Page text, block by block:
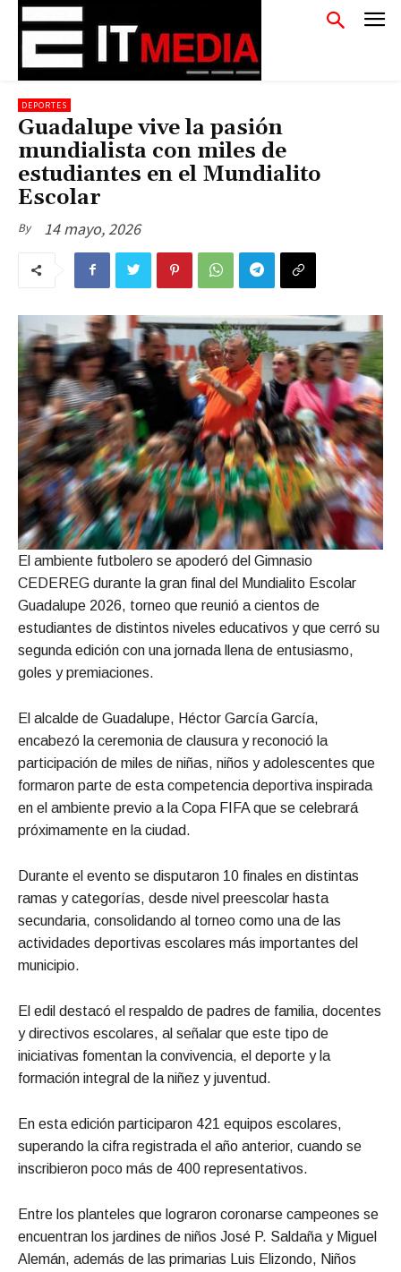
DEPORTES
Guadalupe vive la pasión
mundialista con miles de
estudiantes en el Mundialito
Escolar
By 14 mayo, 2026
El ambiente futbolero se apoderó del Gimnasio
CEDEREG durante la gran final del Mundialito Escolar
Guadalupe 2026, torneo que reunió a cientos de
estudiantes de distintos niveles educativos y que cerró su
segunda edición con una jornada llena de entusiasmo,
goles y premiaciones.
El alcalde de Guadalupe, Héctor García García,
encabezó la ceremonia de clausura y reconoció la
participación de miles de niñas, niños y adolescentes que
formaron parte de esta competencia deportiva inspirada
en el ambiente previo a la Copa FIFA que se celebrará
próximamente en la ciudad.
Durante el evento se disputaron 10 finales en distintas
ramas y categorías, desde nivel preescolar hasta
secundaria, consolidando al torneo como una de las
actividades deportivas escolares más importantes del
municipio.
El edil destacó el respaldo de padres de familia, docentes
y directivos escolares, al señalar que este tipo de
iniciativas fomentan la convivencia, el deporte y la
formación integral de la niñez y juventud.
En esta edición participaron 421 equipos escolares,
superando la cifra registrada el año anterior, cuando se
inscribieron poco más de 400 representativos.
Entre los planteles que lograron coronarse campeones se
encuentran los jardines de niños José P. Saldaña y Miguel
Alemán, además de las primarias Luis Elizondo, Niños